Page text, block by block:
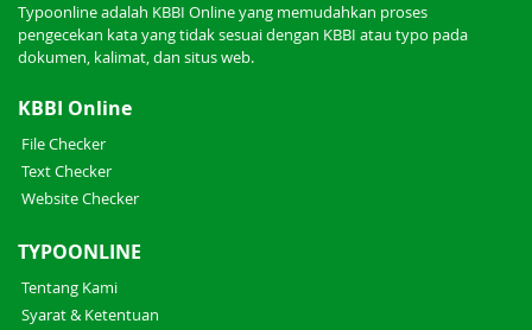
Typoonline adalah KBBI Online yang memudahkan proses
pengecekan kata yang tidak sesuai dengan KBBI atau typo pada
dokumen, kalimat, dan situs web.
KBBI Online
File Checker
Text Checker
Website Checker
TYPOONLINE
Tentang Kami
Syarat & Ketentuan